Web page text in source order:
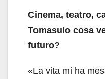
Cinema, teatro,
Tomasulo cosa
futuro?
«La vita mi ha